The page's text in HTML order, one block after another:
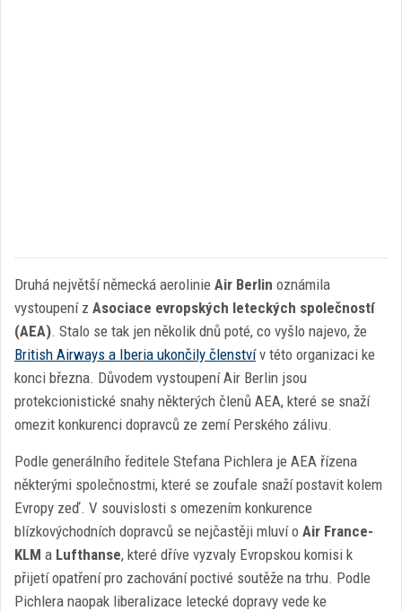
Druhá největší německá aerolinie Air Berlin oznámila
vystoupení z Asociace evropských leteckých společností
(AEA). Stalo se tak jen několik dnů poté, co vyšlo najevo, že
British Airways a Iberia ukončily členstvív této organizaci ke
konci března. Důvodem vystoupení Air Berlin jsou
protekcionistické snahy některých členů AEA, které se snaží
omezit konkurenci dopravců ze zemí Perského zálivu.
Podle generálního ředitele Stefana Pichlera je AEA řízena
některými společnostmi, které se zoufale snaží postavit kolem
Evropy zeď. V souvislosti s omezením konkurence
blízkovýchodních dopravců se nejčastěji mluví o Air France-
KLM a Lufthanse, které dříve vyzvaly Evropskou komisi k
přijetí opatření pro zachování poctivé soutěže na trhu. Podle
Pichlera naopak liberalizace letecké dopravy vede ke